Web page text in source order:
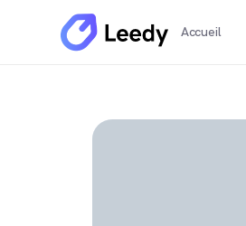
Accueil